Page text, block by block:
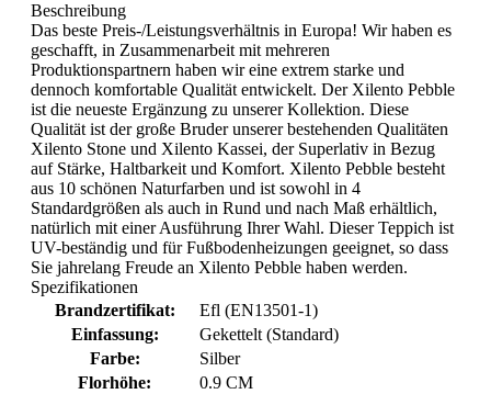
Beschreibung
Das beste Preis-/Leistungsverhältnis in Europa! Wir haben es
geschafft, in Zusammenarbeit mit mehreren
Produktionspartnern haben wir eine extrem starke und
dennoch komfortable Qualität entwickelt. Der Xilento Pebble
ist die neueste Ergänzung zu unserer Kollektion. Diese
Qualität ist der große Bruder unserer bestehenden Qualitäten
Xilento Stone und Xilento Kassei, der Superlativ in Bezug
auf Stärke, Haltbarkeit und Komfort. Xilento Pebble besteht
aus 10 schönen Naturfarben und ist sowohl in 4
Standardgrößen als auch in Rund und nach Maß erhältlich,
natürlich mit einer Ausführung Ihrer Wahl. Dieser Teppich ist
UV-beständig und für Fußbodenheizungen geeignet, so dass
Sie jahrelang Freude an Xilento Pebble haben werden.
Spezifikationen
Brandzertifikat:
Efl (EN13501-1)
Einfassung:
Gekettelt (Standard)
Farbe:
Silber
Florhöhe:
0.9 CM